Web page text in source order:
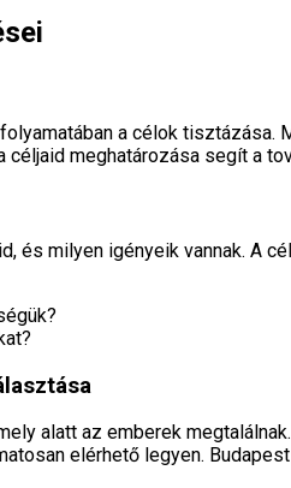
a célok
meghatározása segít a
és milyen igényeik vannak. A
alatt az emberek
elérhető legyen.